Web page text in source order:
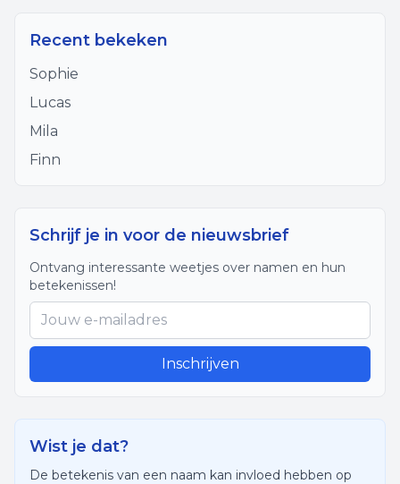
Recent bekeken
Sophie
Lucas
Mila
Finn
Schrijf je in voor de nieuwsbrief
Ontvang interessante weetjes over namen en hun
betekenissen!
Inschrijven
Wist je dat?
De betekenis van een naam kan invloed hebben op